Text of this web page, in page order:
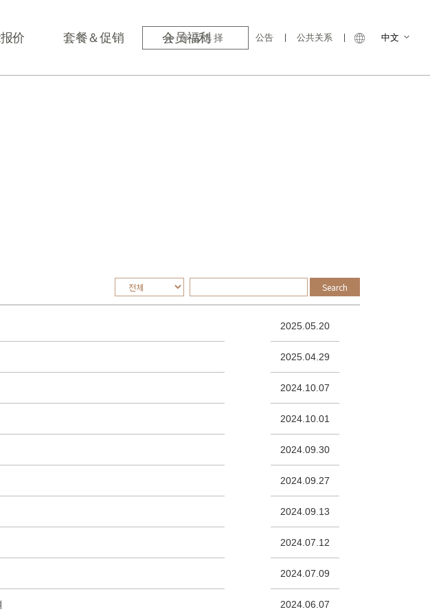
价 套餐＆促销 会员福利
分店选择 公告 公共关系 中文
Search
2025.05.20
2025.04.29
2024.10.07
2024.10.01
2024.09.30
2024.09.27
2024.09.13
2024.07.12
2024.07.09
2024.06.07